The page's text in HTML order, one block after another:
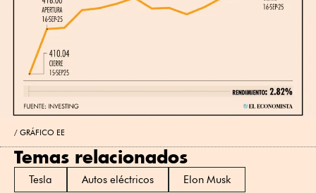
GRÁFICO EE
Temas relacionados
Tesla Autos eléctricos Elon Musk